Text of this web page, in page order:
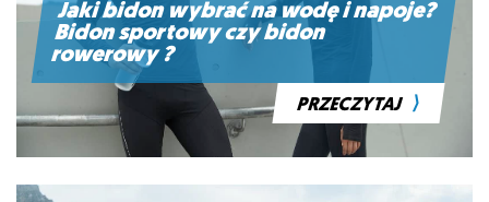
Jaki bidon wybrać na wodę i napoje?
Bidon sportowy czy bidon
rowerowy ?
PRZECZYTAJ ⟩